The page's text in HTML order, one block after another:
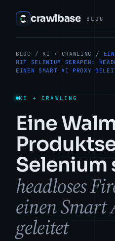
crawlbase BLOG
BLOG / KI + CRAWLING /
MIT SELENIUM SCRAPEN:
EINEN SMART AI PROXY
KI + CRAWLING
Eine
Selenium
headloses
einen Smart
geleitet